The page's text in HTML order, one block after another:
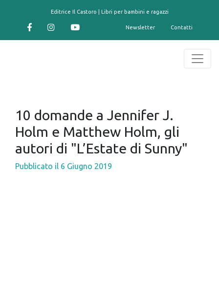
Editrice Il Castoro | Libri per bambini e ragazzi
Newsletter Contatti
10 domande a Jennifer J.
Holm e Matthew Holm, gli
autori di "L’Estate di Sunny"
Pubblicato il 6 Giugno 2019